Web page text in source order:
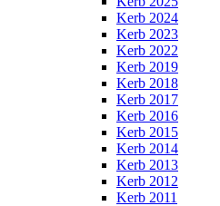
Kerb 2024
Kerb 2023
Kerb 2022
Kerb 2019
Kerb 2018
Kerb 2017
Kerb 2016
Kerb 2015
Kerb 2014
Kerb 2013
Kerb 2012
Kerb 2011